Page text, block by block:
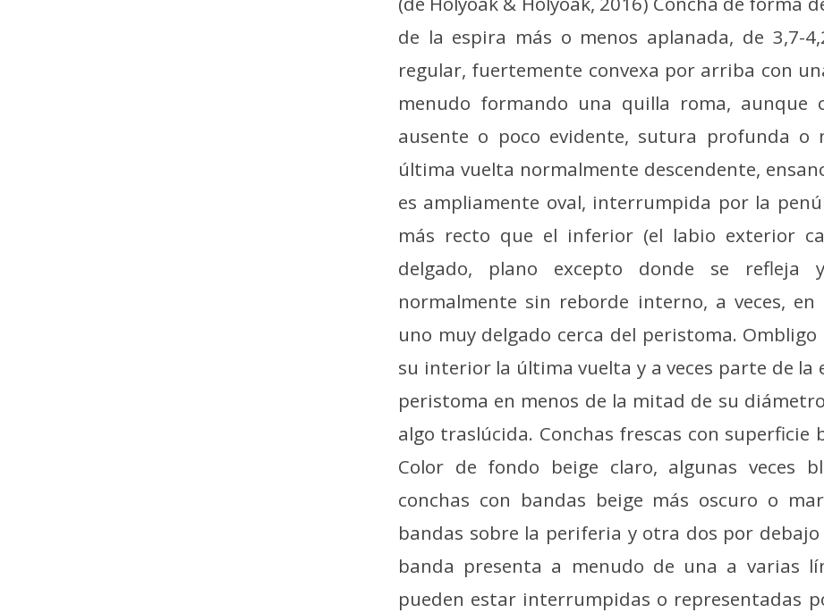
de la espira más o menos aplanada, de 3,7-
regular, fuertemente convexa por arriba con
menudo formando una quilla roma, aunque
ausente o poco evidente, sutura profunda
última vuelta normalmente descendente,
es ampliamente oval, interrumpida por la
más recto que el inferior (el labio exterior
delgado, plano excepto donde se refleja
normalmente sin reborde interno, a veces,
uno muy delgado cerca del peristoma.
su interior la última vuelta y a veces parte de
peristoma en menos de la mitad de su
algo traslúcida. Conchas frescas con
Color de fondo beige claro, algunas veces
conchas con bandas beige más oscuro o
bandas sobre la periferia y otra dos por debajo
banda presenta a menudo de una a varias
pueden estar interrumpidas o representadas